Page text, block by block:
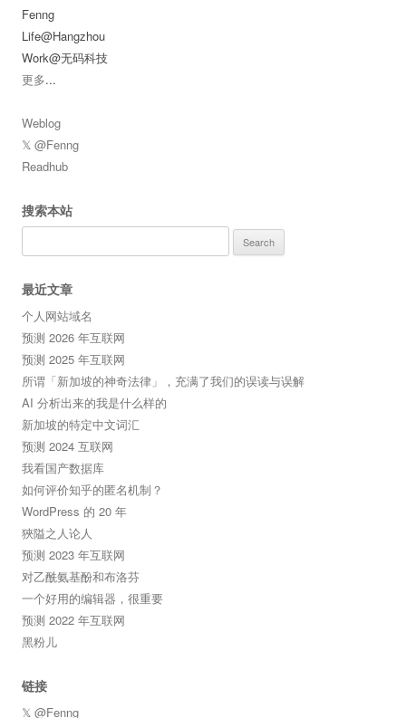
Fenng
Life@Hangzhou
Work@无码科技
更多...
Weblog
𝕏 @Fenng
Readhub
搜索本站
for:
最近文章
个人网站域名
预测 2026 年互联网
预测 2025 年互联网
所谓「新加坡的神奇法律」，充满了我们的误读与误解
AI 分析出来的我是什么样的
新加坡的特定中文词汇
预测 2024 互联网
我看国产数据库
如何评价知乎的匿名机制？
WordPress 的 20 年
狹隘之人论人
预测 2023 年互联网
对乙酰氨基酚和布洛芬
一个好用的编辑器，很重要
预测 2022 年互联网
黑粉儿
链接
𝕏 @Fenng